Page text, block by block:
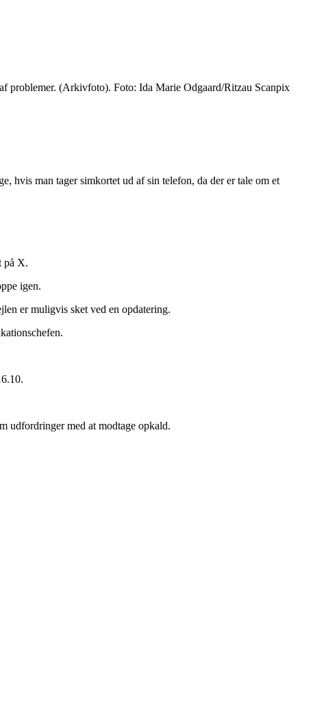
problemer. (Arkivfoto). Foto: Ida Marie Odgaard/Ritzau Scanpix
hvis man tager simkortet ud af sin telefon, da der er tale om et
på X.
igen.
er muligvis sket ved en opdatering.
udfordringer med at modtage opkald.